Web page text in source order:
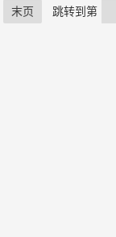
末页 跳转到第